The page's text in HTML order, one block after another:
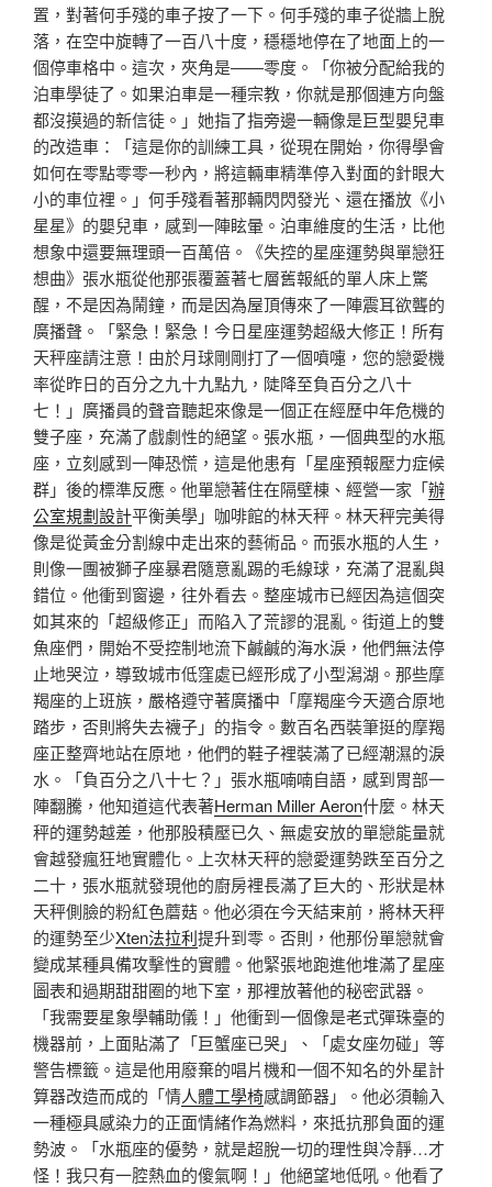
置，對著何手殘的車子按了一下。何手殘的車子從牆上脫
落，在空中旋轉了一百八十度，穩穩地停在了地面上的一
個停車格中。這次，夾角是——零度。「你被分配給我的
泊車學徒了。如果泊車是一種宗教，你就是那個連方向盤
都沒摸過的新信徒。」她指了指旁邊一輛像是巨型嬰兒車
的改造車：「這是你的訓練工具，從現在開始，你得學會
如何在零點零零一秒內，將這輛車精準停入對面的針眼大
小的車位裡。」何手殘看著那輛閃閃發光、還在播放《小
星星》的嬰兒車，感到一陣眩暈。泊車維度的生活，比他
想象中還要無理頭一百萬倍。《失控的星座運勢與單戀狂
想曲》張水瓶從他那張覆蓋著七層舊報紙的單人床上驚
醒，不是因為鬧鐘，而是因為屋頂傳來了一陣震耳欲聾的
廣播聲。「緊急！緊急！今日星座運勢超級大修正！所有
天秤座請注意！由於月球剛剛打了一個噴嚏，您的戀愛機
率從昨日的百分之九十九點九，陡降至負百分之八十
七！」廣播員的聲音聽起來像是一個正在經歷中年危機的
雙子座，充滿了戲劇性的絕望。張水瓶，一個典型的水瓶
座，立刻感到一陣恐慌，這是他患有「星座預報壓力症候
群」後的標準反應。他單戀著住在隔壁棟、經營一家「辦
公室規劃設計平衡美學」咖啡館的林天秤。林天秤完美得
像是從黃金分割線中走出來的藝術品。而張水瓶的人生，
則像一團被獅子座暴君隨意亂踢的毛線球，充滿了混亂與
錯位。他衝到窗邊，往外看去。整座城市已經因為這個突
如其來的「超級修正」而陷入了荒謬的混亂。街道上的雙
魚座們，開始不受控制地流下鹹鹹的海水淚，他們無法停
止地哭泣，導致城市低窪處已經形成了小型潟湖。那些摩
羯座的上班族，嚴格遵守著廣播中「摩羯座今天適合原地
踏步，否則將失去襪子」的指令。數百名西裝筆挺的摩羯
座正整齊地站在原地，他們的鞋子裡裝滿了已經潮濕的淚
水。「負百分之八十七？」張水瓶喃喃自語，感到胃部一
陣翻騰，他知道這代表著Herman Miller Aeron什麼。林天
秤的運勢越差，他那股積壓已久、無處安放的單戀能量就
會越發瘋狂地實體化。上次林天秤的戀愛運勢跌至百分之
二十，張水瓶就發現他的廚房裡長滿了巨大的、形狀是林
天秤側臉的粉紅色蘑菇。他必須在今天結束前，將林天秤
的運勢至少Xten法拉利提升到零。否則，他那份單戀就會
變成某種具備攻擊性的實體。他緊張地跑進他堆滿了星座
圖表和過期甜甜圈的地下室，那裡放著他的秘密武器。
「我需要星象學輔助儀！」他衝到一個像是老式彈珠臺的
機器前，上面貼滿了「巨蟹座已哭」、「處女座勿碰」等
警告標籤。這是他用廢棄的唱片機和一個不知名的外星計
算器改造而成的「情人體工學椅感調節器」。他必須輸入
一種極具感染力的正面情緒作為燃料，來抵抗那負面的運
勢波。「水瓶座的優勢，就是超脫一切的理性與冷靜…才
怪！我只有一腔熱血的傻氣啊！」他絕望地低吼。他看了